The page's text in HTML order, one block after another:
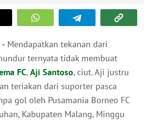
- Mendapatkan tekanan dari
ternyata tidak membuat
FC, Aji Santoso, ciut. Aji justru
teriakan dari suporter pasca
gol oleh Pusamania Borneo FC
Kabupaten Malang, Minggu